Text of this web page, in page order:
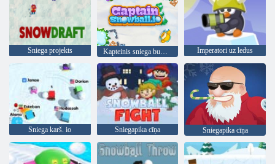
Sniega projekts Imperatori uz ledus
Sniega karš. io Sniegapika cīņa Sniegapika cīņa